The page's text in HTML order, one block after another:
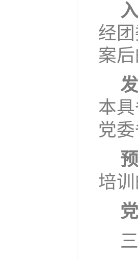
经
案
本
党委
培